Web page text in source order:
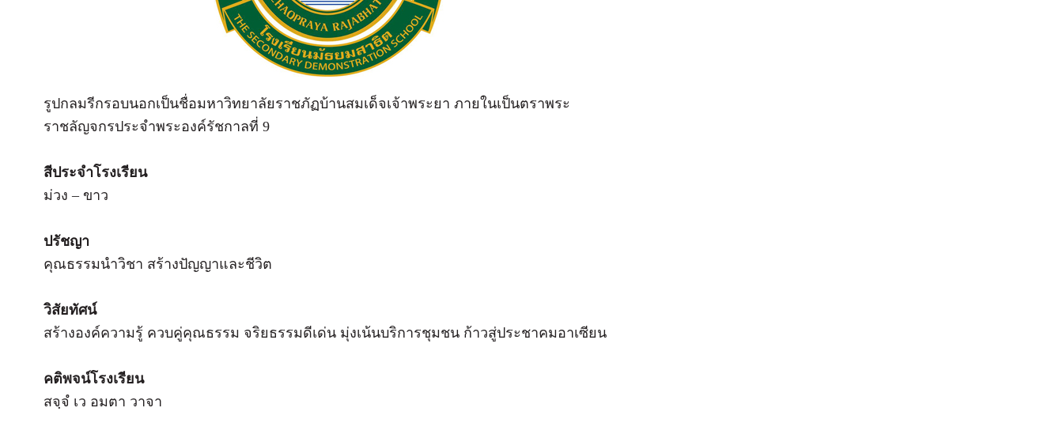
รูปกลมรีกรอบนอกเป็นชื่อมหาวิทยาลัยราชภัฏบ้านสมเด็จเจ้าพระยา ภายในเป็นตราพระ
ราชลัญจกรประจำพระองค์รัชกาลที่ 9
สีประจำโรงเรียน
ม่วง – ขาว
ปรัชญา
คุณธรรมนำวิชา สร้างปัญญาและชีวิต
วิสัยทัศน์
สร้างองค์ความรู้ ควบคู่คุณธรรม จริยธรรมดีเด่น มุ่งเน้นบริการชุมชน ก้าวสู่ประชาคมอาเซียน
คติพจน์โรงเรียน
สจฺจํ เว อมตา วาจา